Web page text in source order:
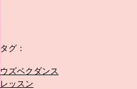
タグ：
ウズベクダンス
レッスン